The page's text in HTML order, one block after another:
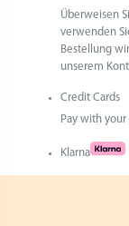
Überweisen
verwenden
Bestellung
unserem
Credit Cards
Pay with
Klarna